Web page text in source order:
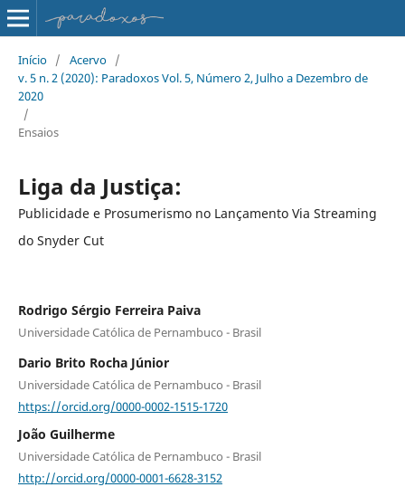
Início / Acervo /
v. 5 n. 2 (2020): Paradoxos Vol. 5, Número 2, Julho a Dezembro de
2020
/
Ensaios
Liga da Justiça:
Publicidade e Prosumerismo no Lançamento Via Streaming
do Snyder Cut
Rodrigo Sérgio Ferreira Paiva
Universidade Católica de Pernambuco - Brasil
Dario Brito Rocha Júnior
Universidade Católica de Pernambuco - Brasil
https://orcid.org/0000-0002-1515-1720
João Guilherme
Universidade Católica de Pernambuco - Brasil
http://orcid.org/0000-0001-6628-3152